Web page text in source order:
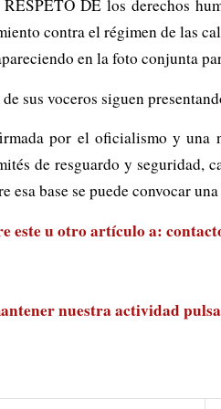
DE los derechos
contra el régimen de las
en la foto conjunta
sus voceros siguen
por el oficialismo y
de resguardo y
base se puede convocar
este u otro artículo a:
nuestra actividad